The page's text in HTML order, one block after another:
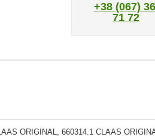
+38 (067)
71 72
ORIGINAL, 660314.1 CLAAS